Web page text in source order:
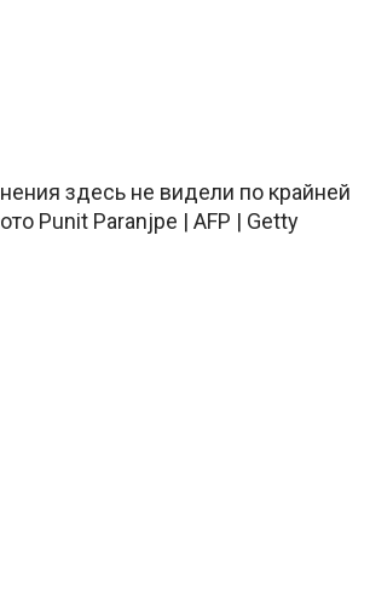
здесь не видели по крайней
Punit Paranjpe | AFP | Getty